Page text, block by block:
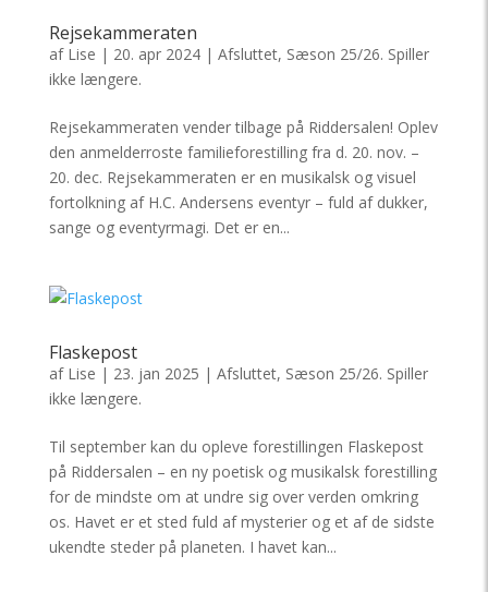
Rejsekammeraten
af Lise | 20. apr 2024| Afsluttet, Sæson 25/26. Spiller
ikke længere.
Rejsekammeraten vender tilbage på Riddersalen! Oplev
den anmelderroste familieforestilling fra d. 20. nov. –
20. dec. Rejsekammeraten er en musikalsk og visuel
fortolkning af H.C. Andersens eventyr – fuld af dukker,
sange og eventyrmagi. Det er en...
Flaskepost
af Lise | 23. jan 2025 | Afsluttet, Sæson 25/26. Spiller
ikke længere.
Til september kan du opleve forestillingen Flaskepost
på Riddersalen – en ny poetisk og musikalsk forestilling
for de mindste om at undre sig over verden omkring
os. Havet er et sted fuld af mysterier og et af de sidste
ukendte steder på planeten. I havet kan...